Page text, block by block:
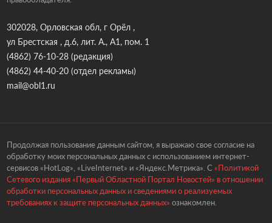
302028, Орловская обл, г Орёл ,
ул Брестская , д.6, лит. А., А1, пом. 1
(4862) 76-10-28(редакция)
(4862) 44-40-20(отдел рекламы)
mail@obl1.ru
Продолжая пользование данным сайтом, я выражаю свое согласие на
обработку моих персональных данных с использованием интернет-
сервисов «HotLog», «LiveInternet» и «Яндекс.Метрика». С «Политикой
Сетевого издания «Первый Областной Портал Новостей» в отношении
обработки персональных данных и сведениями о реализуемых
требованиях к защите персональных данных» ознакомлен.